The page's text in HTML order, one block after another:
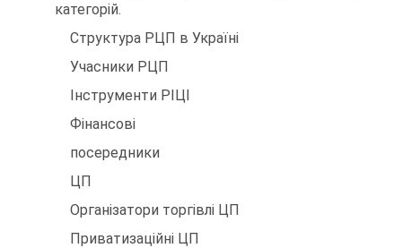
категорій.
Структура РЦП в Україні
Учасники РЦП
Інструменти РІЦІ
Фінансові
посередники
ЦП
Організатори торгівлі ЦП
Приватизаційні ЦП